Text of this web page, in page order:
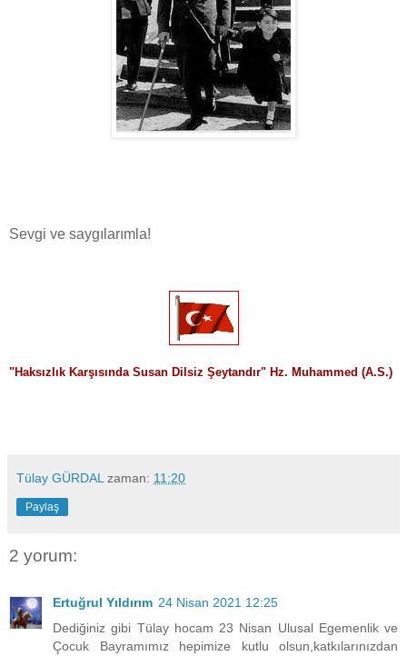
Sevgi ve saygılarımla!
"Haksızlık Karşısında Susan Dilsiz Şeytandır" Hz. Muhammed (A.S.)
Tülay GÜRDAL zaman: 11:20
Paylaş
2 yorum:
Ertuğrul Yıldırım 24 Nisan 2021 12:25
Dediğiniz gibi Tülay hocam 23 Nisan Ulusal Egemenlik ve
Çocuk Bayramımız hepimize kutlu olsun,katkılarınızdan